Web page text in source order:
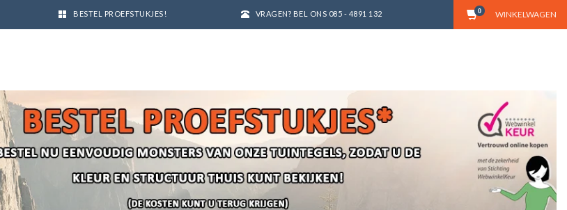
BESTEL PROEFSTUKJES! VRAGEN? BEL ONS 085 - 4891 132 WINKELWAGEN
0